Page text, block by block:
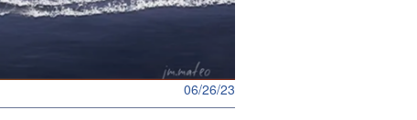
06/26/23